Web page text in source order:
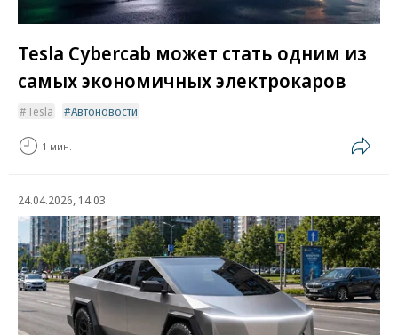
Tesla Cybercab может стать одним из
самых экономичных электрокаров
Tesla Автоновости
1 мин.
24.04.2026, 14:03